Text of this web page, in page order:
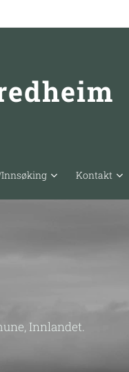
Kontakt
Innlandet.